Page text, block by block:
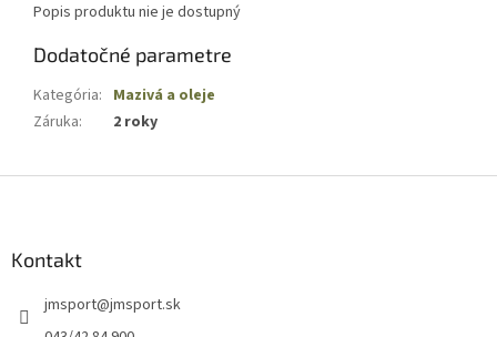
Popis produktu nie je dostupný
Dodatočné parametre
Kategória: Mazivá a oleje
Záruka: 2 roky
Kontakt
jmsport@jmsport.sk